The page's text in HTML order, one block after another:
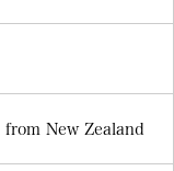
New Zealand